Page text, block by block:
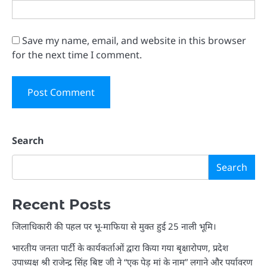
Save my name, email, and website in this browser
for the next time I comment.
Search
Search
Recent Posts
जिलाधिकारी की पहल पर भू-माफिया से मुक्त हुई 25 नाली भूमि।
भारतीय जनता पार्टी के कार्यकर्ताओं द्वारा किया गया बृक्षारोपण, प्रदेश
उपाध्यक्ष श्री राजेन्द्र सिंह बिष्ट जी ने “एक पेड़ मां के नाम” लगाने और पर्यावरण